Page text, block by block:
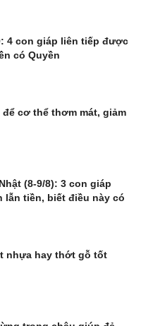
4 con giáp liên tiếp được
có Quyền
cơ thể thơm mát, giảm
(8-9/8): 3 con giáp
lẫn tiền, biết điều này có
nhựa hay thớt gỗ tốt